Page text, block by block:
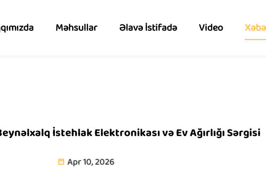
Məhsullar Əlavə İstifadə Video
İstehlak Elektronikası və Ev Ağırlığı Sərgisi
Apr 10, 2026